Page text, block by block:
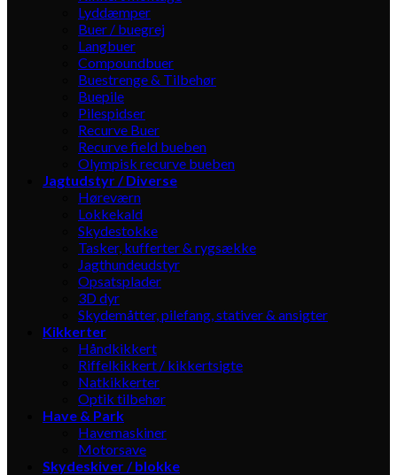
Lyddæmper
Buer / buegrej
Langbuer
Compoundbuer
Buestrenge & Tilbehør
Buepile
Pilespidser
Recurve Buer
Recurve field bueben
Olympisk recurve bueben
Jagtudstyr / Diverse
Høreværn
Lokkekald
Skydestokke
Tasker, kufferter & rygsække
Jagthundeudstyr
Opsatsplader
3D dyr
Skydemåtter, pilefang, stativer & ansigter
Kikkerter
Håndkikkert
Riffelkikkert / kikkertsigte
Natkikkerter
Optik tilbehør
Have & Park
Havemaskiner
Motorsave
Skydeskiver / blokke